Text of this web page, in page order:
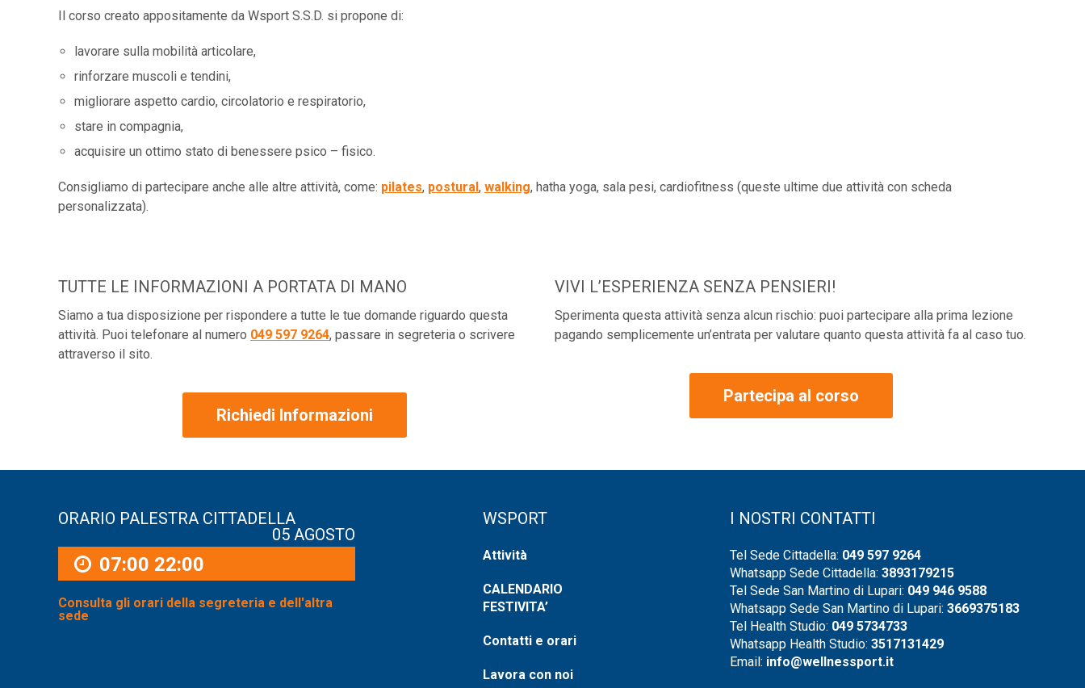
Il corso creato appositamente da Wsport S.S.D. si propone di:
lavorare sulla mobilità articolare,
rinforzare muscoli e tendini,
migliorare aspetto cardio, circolatorio e respiratorio,
stare in compagnia,
acquisire un ottimo stato di benessere psico – fisico.
Consigliamo di partecipare anche alle altre attività, come: pilates, postural, walking, hatha yoga, sala pesi, cardiofitness (queste ultime due attività con scheda
personalizzata).
TUTTE LE INFORMAZIONI A PORTATA DI MANO
Siamo a tua disposizione per rispondere a tutte le tue domande riguardo questa
attività. Puoi telefonare al numero 049 597 9264, passare in segreteria o scrivere
attraverso il sito.
Richiedi Informazioni
VIVI L’ESPERIENZA SENZA PENSIERI!
Sperimenta questa attività senza alcun rischio: puoi partecipare alla prima lezione
pagando semplicemente un’entrata per valutare quanto questa attività fa al caso tuo.
Partecipa al corso
ORARIO PALESTRA CITTADELLA
05 AGOSTO
07:00 22:00
Consulta gli orari della segreteria e dell'altra
sede
WSPORT
Attività
CALENDARIO
FESTIVITA’
Contatti e orari
Lavora con noi
I NOSTRI CONTATTI
Tel Sede Cittadella: 049 597 9264
Whatsapp Sede Cittadella: 3893179215
Tel Sede San Martino di Lupari: 049 946 9588
Whatsapp Sede San Martino di Lupari: 3669375183
Tel Health Studio: 049 5734733
Whatsapp Health Studio: 3517131429
Email: info@wellnessport.it